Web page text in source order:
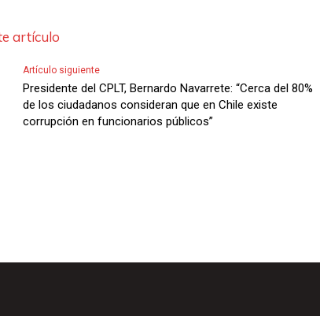
artículo
Artículo siguiente
Presidente del CPLT, Bernardo Navarrete: “Cerca del 80%
de los ciudadanos consideran que en Chile existe
corrupción en funcionarios públicos”